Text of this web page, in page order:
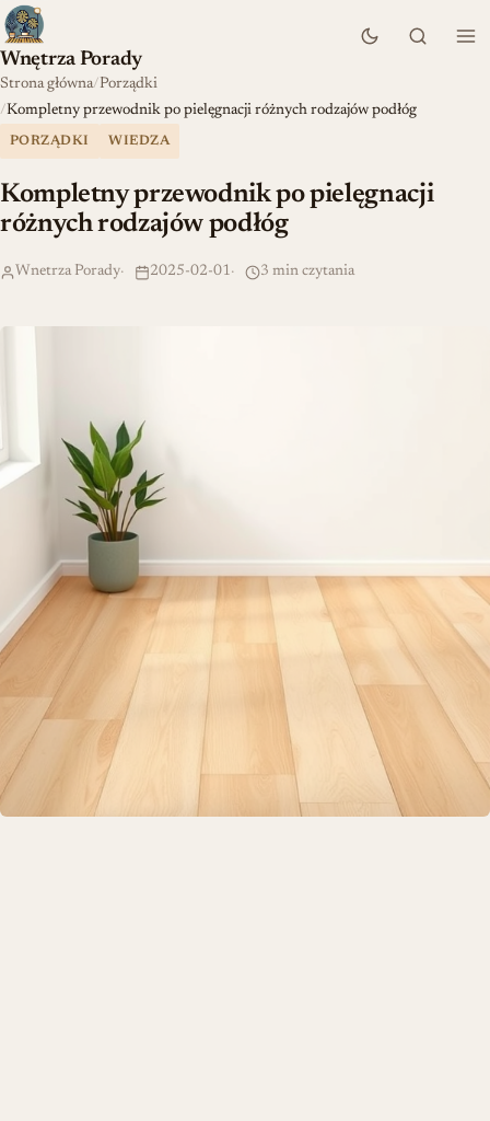
Wnętrza Porady
Strona główna Porządki
Kompletny przewodnik po pielęgnacji różnych rodzajów podłóg
PORZĄDKI WIEDZA
Kompletny przewodnik po pielęgnacji
różnych rodzajów podłóg
Wnetrza Porady 2025-02-01 3 min czytania